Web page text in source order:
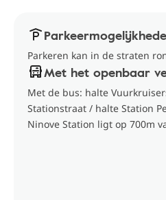
Parkeren kan in de straten
Met het openbaar
Met de bus: halte
Stationstraat / halte Station
Ninove Station ligt op 700m